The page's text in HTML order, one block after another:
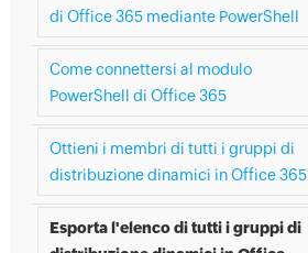
di Office 365 mediante PowerShell
Come connettersi al modulo
PowerShell di Office 365
Ottieni i membri di tutti i gruppi di
distribuzione dinamici in Office 365
Esporta l'elenco di tutti i gruppi di